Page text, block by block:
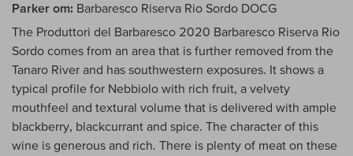
Parker om: Barbaresco Riserva Rio Sordo DOCG
The Produttori del Barbaresco 2020 Barbaresco Riserva Rio
Sordo comes from an area that is further removed from the
Tanaro River and has southwestern exposures. It shows a
typical profile for Nebbiolo with rich fruit, a velvety
mouthfeel and textural volume that is delivered with ample
blackberry, blackcurrant and spice. The character of this
wine is generous and rich. There is plenty of meat on these